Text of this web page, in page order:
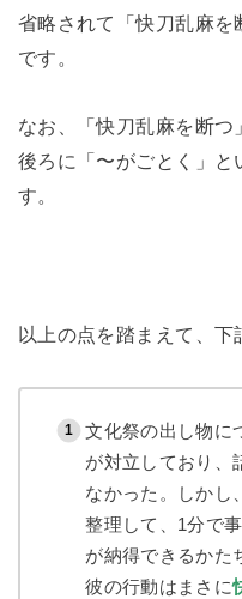
省略されて「快刀乱麻
です。
なお、「快刀乱麻を断つ
後ろに「〜がごとく」
す。
以上の点を踏まえて、下
文化祭の出し物に
が対立しており、
なかった。しかし
整理して、1分で
が納得できるかた
彼の行動はまさに